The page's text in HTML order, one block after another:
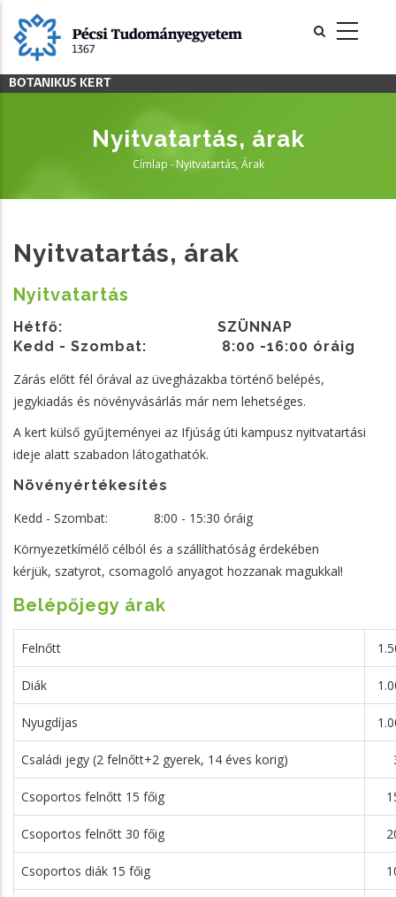
tartalomra
BOTANIKUS KERT
Nyitvatartás, árak
Címlap - Nyitvatartás, Árak
Nyitvatartás, árak
Nyitvatartás
Hétfő: SZÜNNAP
Kedd - Szombat: 8:00 -16:00 óráig
Zárás előtt fél órával az üvegházakba történő belépés,
jegykiadás és növényvásárlás már nem lehetséges.
A kert külső gyűjteményei az Ifjúság úti kampusz nyitvatartási
ideje alatt szabadon látogathatók.
Növényértékesítés
Kedd - Szombat: 8:00 - 15:30 óráig
Környezetkímélő célból és a szállíthatóság érdekében
kérjük, szatyrot, csomagoló anyagot hozzanak magukkal!
Belépőjegy árak
Felnőtt
Diák
Nyugdíjas
Családi jegy (2 felnőtt+2 gyerek, 14 éves korig)
Csoportos felnőtt 15 főig
Csoportos felnőtt 30 főig
Csoportos diák 15 főig